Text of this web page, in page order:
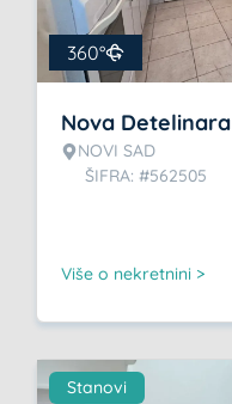
360°
Nova Detelinara
NOVI SAD
ŠIFRA: #562505
Više o nekretnini >
Stanovi